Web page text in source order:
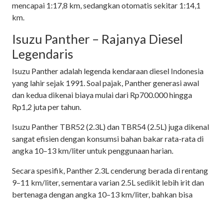
mencapai 1:17,8 km, sedangkan otomatis sekitar 1:14,1
km.
Isuzu Panther – Rajanya Diesel
Legendaris
Isuzu Panther adalah legenda kendaraan diesel Indonesia
yang lahir sejak 1991. Soal pajak, Panther generasi awal
dan kedua dikenai biaya mulai dari Rp700.000 hingga
Rp1,2 juta per tahun.
Isuzu Panther TBR52 (2.3L) dan TBR54 (2.5L) juga dikenal
sangat efisien dengan konsumsi bahan bakar rata-rata di
angka 10–13 km/liter untuk penggunaan harian.
Secara spesifik, Panther 2.3L cenderung berada di rentang
9–11 km/liter, sementara varian 2.5L sedikit lebih irit dan
bertenaga dengan angka 10–13 km/liter, bahkan bisa